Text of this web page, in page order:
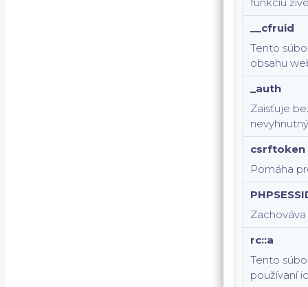
__cfruid
Tento
obsahu
_auth
Zaisťuje
csrftoken
Pomáha
rc::a
Tento
používaní